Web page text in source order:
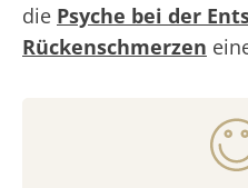
die Psyche bei der
Rückenschmerzen